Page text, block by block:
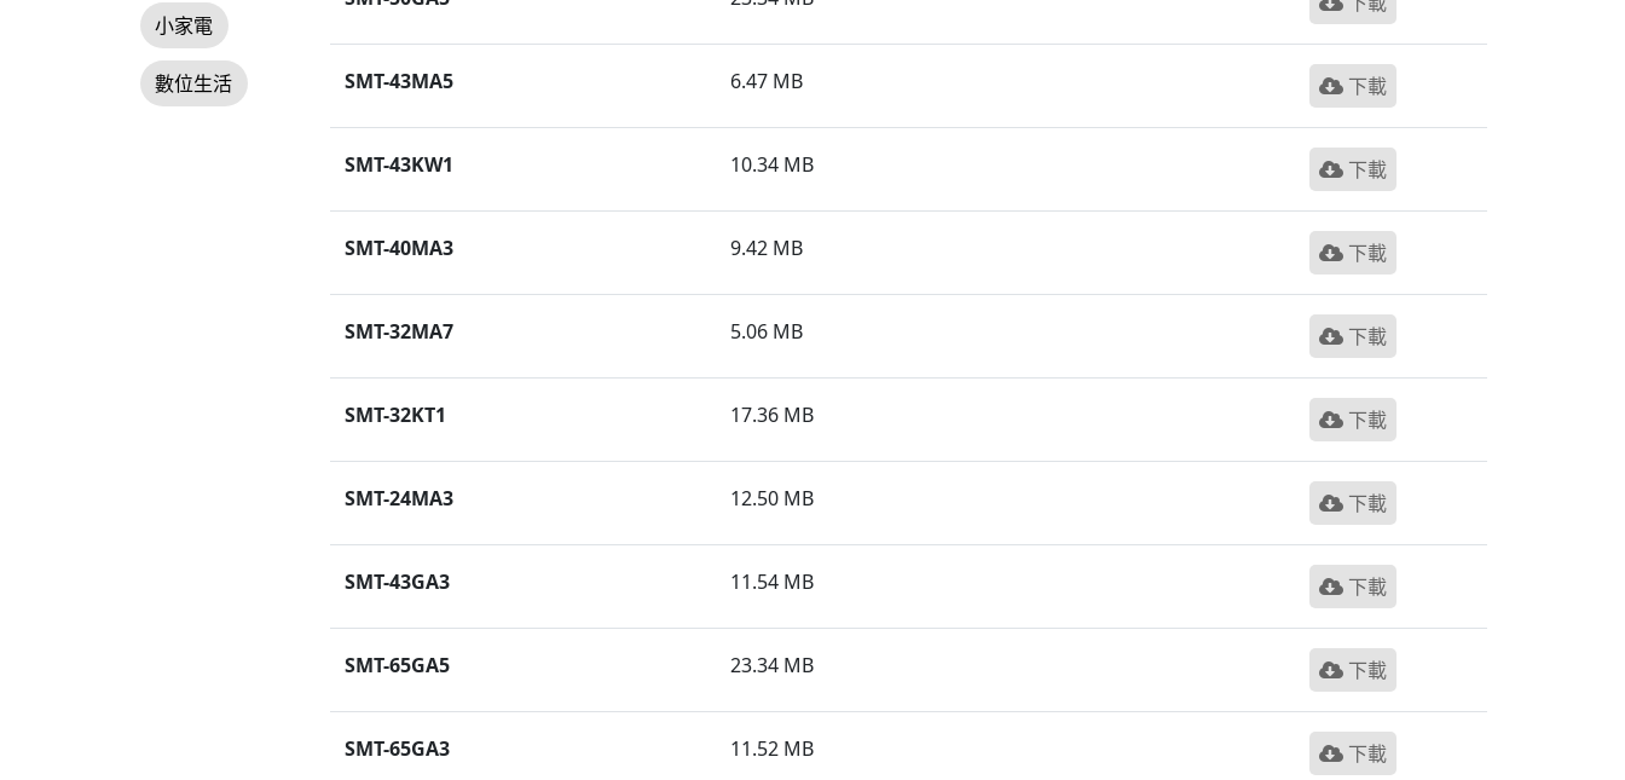
小家電
數位生活 SMT-43MA5 6.47 MB 下載
SMT-43KW1 10.34 MB 下載
SMT-40MA3 9.42 MB 下載
SMT-32MA7 5.06 MB 下載
SMT-32KT1 17.36 MB 下載
SMT-24MA3 12.50 MB 下載
SMT-43GA3 11.54 MB 下載
SMT-65GA5 23.34 MB 下載
SMT-65GA3 11.52 MB 下載